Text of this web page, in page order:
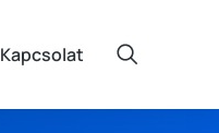
Kapcsolat